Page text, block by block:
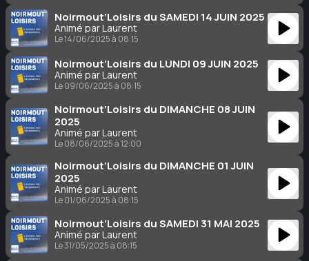
Noirmout’Loisirs du SAMEDI 14 JUIN 2025
Animé par Laurent
Le 14/06/2025 à 08:15
Noirmout’Loisirs du LUNDI 09 JUIN 2025
Animé par Laurent
Le 09/06/2025 à 08:15
Noirmout’Loisirs du DIMANCHE 08 JUIN
2025
Animé par Laurent
Le 08/06/2025 à 12:00
Noirmout’Loisirs du DIMANCHE 01 JUIN
2025
Animé par Laurent
Le 01/06/2025 à 08:15
Noirmout’Loisirs du SAMEDI 31 MAI 2025
Animé par Laurent
Le 31/05/2025 à 08:15